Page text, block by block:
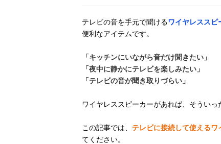
テレビの音を手元で聞けるワイヤレススピ
便利なアイテムです。
「キッチンにいながら音だけ聞きたい」
「夜中に静かにテレビを楽しみたい」
「テレビの音が聞き取りづらい」
ワイヤレススピーカーがあれば、そういっ
この記事では、 テレビに接続して使える
てください。